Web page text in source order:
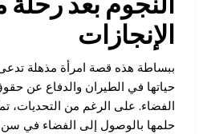
الإنجازات
ببساطة هذه قصة امرأة مذهلة
حياتها في الطيران والدفاع عن
الفضاء. على الرغم من التحديات،
حلمها بالوصول إلى الفضاء في سن 82،…